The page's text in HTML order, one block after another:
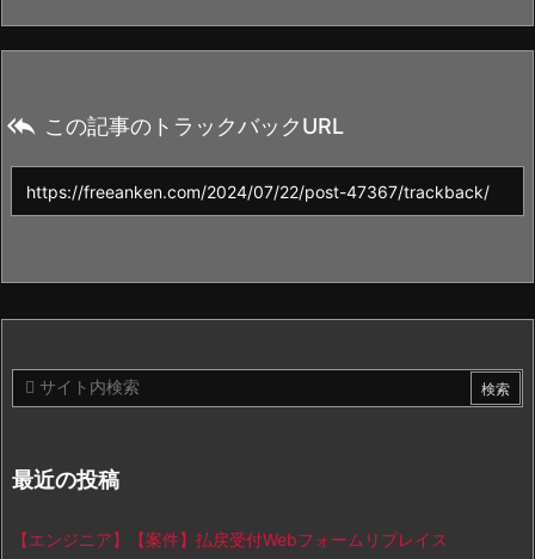
 この記事のトラックバックURL
最近の投稿
【エンジニア】【案件】払戻受付Webフォームリプレイス